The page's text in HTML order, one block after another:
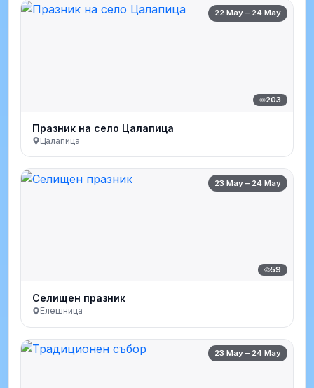
22 May – 24 May
203
Празник на село Цалапица
Цалапица
23 May – 24 May
59
Селищен празник
Елешница
23 May – 24 May